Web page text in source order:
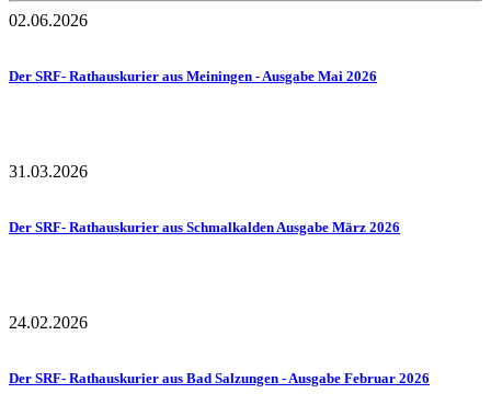
02.06.2026
Der SRF- Rathauskurier aus Meiningen - Ausgabe Mai 2026
31.03.2026
Der SRF- Rathauskurier aus Schmalkalden Ausgabe März 2026
24.02.2026
Der SRF- Rathauskurier aus Bad Salzungen - Ausgabe Februar 2026